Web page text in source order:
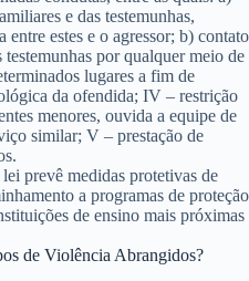
e das testemunhas,
estes e o agressor; b) contato
por qualquer meio de
lugares a fim de
da ofendida; IV – restrição
menores, ouvida a equipe de
similar; V – prestação de
prevê medidas protetivas de
a programas de proteção
de ensino mais próximas
de Violência Abrangidos?